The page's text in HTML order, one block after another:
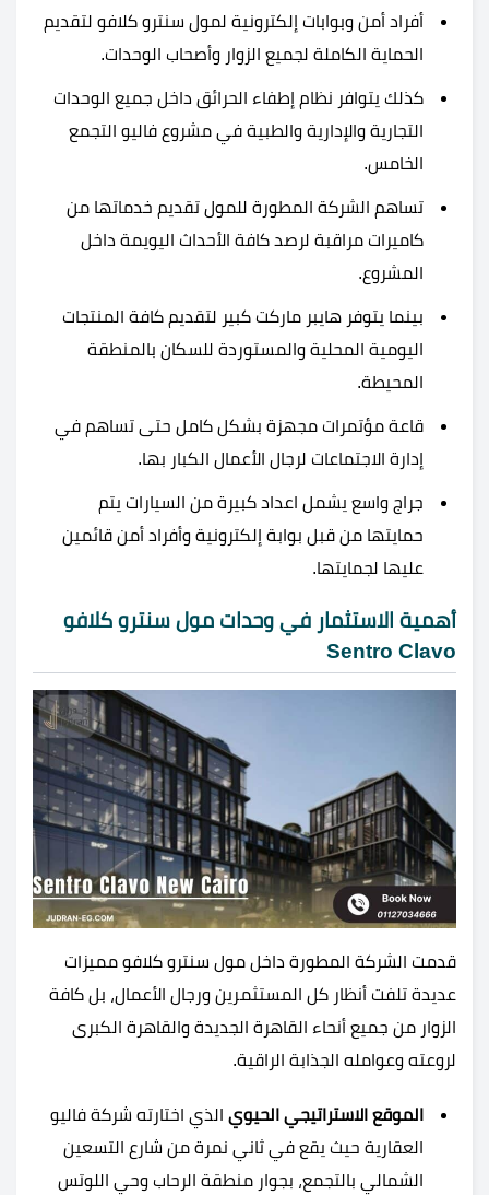
أفراد أمن وبوابات إلكترونية لمول سنترو كلافو لتقديم
الحماية الكاملة لجميع الزوار وأصحاب الوحدات.
كذلك يتوافر نظام إطفاء الحرائق داخل جميع الوحدات
التجارية والإدارية والطبية في مشروع فاليو التجمع
الخامس.
تساهم الشركة المطورة للمول تقديم خدماتها من
كاميرات مراقبة لرصد كافة الأحداث اليويمة داخل
المشروع.
بينما يتوفر هايبر ماركت كبير لتقديم كافة المنتجات
اليومية المحلية والمستوردة للسكان بالمنطقة
المحيطة.
قاعة مؤتمرات مجهزة بشكل كامل حتى تساهم في
إدارة الاجتماعات لرجال الأعمال الكبار بها.
جراج واسع يشمل اعداد كبيرة من السيارات يتم
حمايتها من قبل بوابة إلكترونية وأفراد أمن قائمين
عليها لجمايتها.
أهمية الاستثمار في وحدات مول سنترو كلافو
Sentro Clavo
قدمت الشركة المطورة داخل مول سنترو كلافو مميزات
عديدة تلفت أنظار كل المستثمرين ورجال الأعمال، بل كافة
الزوار من جميع أنحاء القاهرة الجديدة والقاهرة الكبرى
لروعته وعوامله الجذابة الراقية.
الموقع الاستراتيجي الحيوي الذي اختارته شركة فاليو
العقارية حيث يقع في ثاني نمرة من شارع التسعين
الشمالي بالتجمع، بجوار منطقة الرحاب وحي اللوتس